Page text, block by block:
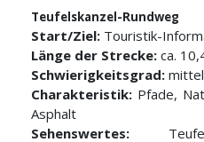
Teufelskanzel-Rundweg
Start/Ziel: Touristik-
Länge der Strecke: ca.
Schwierigkeitsgrad:
Charakteristik: Pfade,
Asphalt
Sehenswertes: